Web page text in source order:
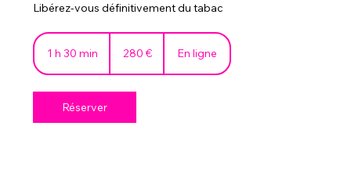
Libérez-vous définitivement du tabac
1 h 30 min
i
n
280 € En ligne
Réserver